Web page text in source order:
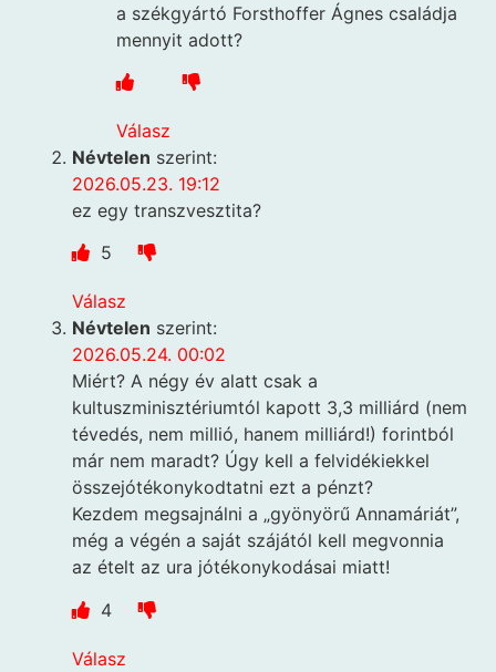
a székgyártó Forsthoffer Ágnes családja
mennyit adott?
Válasz
Névtelen szerint:
2026.05.23. 19:12
ez egy transzvesztita?
5
Válasz
Névtelen szerint:
2026.05.24. 00:02
Miért? A négy év alatt csak a
kultuszminisztériumtól kapott 3,3 milliárd (nem
tévedés, nem millió, hanem milliárd!) forintból
már nem maradt? Úgy kell a felvidékiekkel
összejótékonykodtatni ezt a pénzt?
Kezdem megsajnálni a „gyönyörű Annamáriát”,
még a végén a saját szájától kell megvonnia
az ételt az ura jótékonykodásai miatt!
4
Válasz